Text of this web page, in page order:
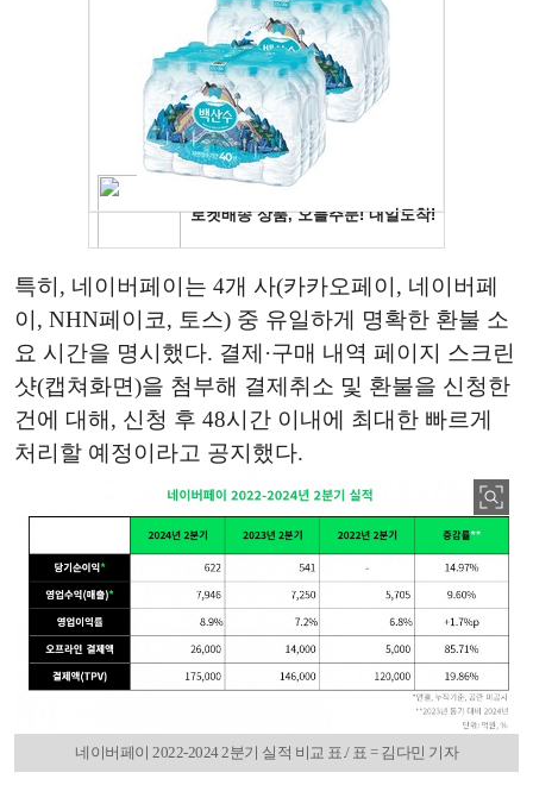
특히, 네이버페이는 4개 사(카카오페이, 네이버페
이, NHN페이코, 토스) 중 유일하게 명확한 환불 소
요 시간을 명시했다. 결제·구매 내역 페이지 스크린
샷(캡쳐화면)을 첨부해 결제취소 및 환불을 신청한
건에 대해, 신청 후 48시간 이내에 최대한 빠르게
처리할 예정이라고 공지했다.
네이버페이 2022-2024 2분기 실적 비교 표./ 표 = 김다민 기자